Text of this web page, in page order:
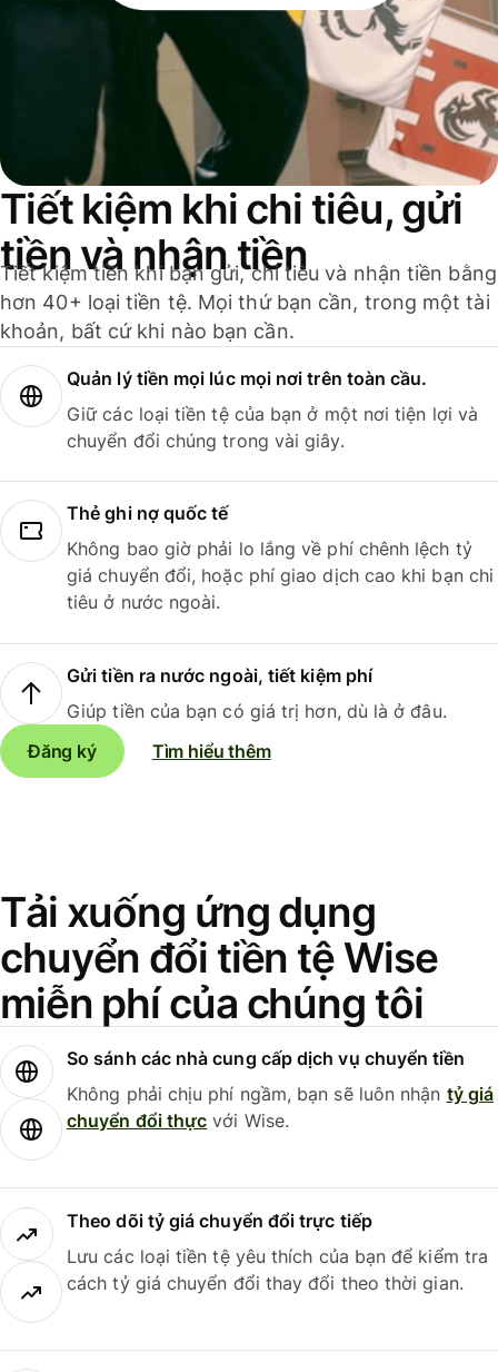
Tiết kiệm khi chi tiêu, gửi
tiền và nhận tiền
Tiết kiệm tiền khi bạn gửi, chi tiêu và nhận tiền bằng
hơn 40+ loại tiền tệ. Mọi thứ bạn cần, trong một tài
khoản, bất cứ khi nào bạn cần.
Quản lý tiền mọi lúc mọi nơi trên toàn cầu.
Giữ các loại tiền tệ của bạn ở một nơi tiện lợi và
chuyển đổi chúng trong vài giây.
Thẻ ghi nợ quốc tế
Không bao giờ phải lo lắng về phí chênh lệch tỷ
giá chuyển đổi, hoặc phí giao dịch cao khi bạn chi
tiêu ở nước ngoài.
Gửi tiền ra nước ngoài, tiết kiệm phí
Giúp tiền của bạn có giá trị hơn, dù là ở đâu.
Đăng ký
Tìm hiểu thêm
Tải xuống ứng dụng
chuyển đổi tiền tệ Wise
miễn phí của chúng tôi
So sánh các nhà cung cấp dịch vụ chuyển tiền
Không phải chịu phí ngầm, bạn sẽ luôn nhận tỷ giá
chuyển đổi thực với Wise.
Theo dõi tỷ giá chuyển đổi trực tiếp
Lưu các loại tiền tệ yêu thích của bạn để kiểm tra
cách tỷ giá chuyển đổi thay đổi theo thời gian.